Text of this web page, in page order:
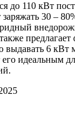
до 110 кВт
заряжать 30 –
выдавать 6 кВт
его идеальным